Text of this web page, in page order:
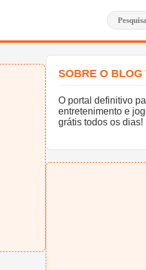
SOBRE O BLOG
O portal definitivo
entretenimento e
grátis todos os dias!